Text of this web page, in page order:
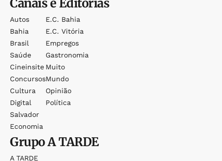
Canais e Editorias
Autos
Bahia
Brasil
Saúde
Cineinsite
Concursos
Cultura
Digital
Salvador
Economia
E.c. Bahia
E.c. Vitória
Empregos
Gastronomia
Muito
Mundo
Opinião
Política
GrupoA TARDE
A TARDE